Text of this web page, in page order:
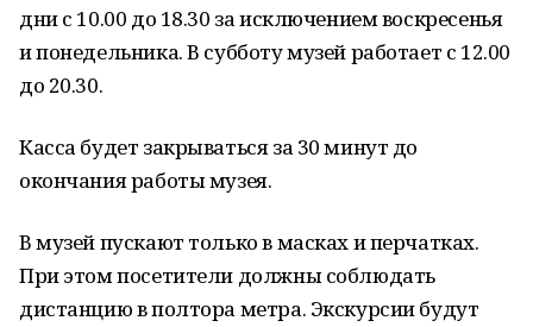
дни с 10.00 до 18.30 за исключением воскресенья
и понедельника. В субботу музей работает с 12.00
до 20.30.
Касса будет закрываться за 30 минут до
окончания работы музея.
В музей пускают только в масках и перчатках.
При этом посетители должны соблюдать
дистанцию в полтора метра. Экскурсии будут